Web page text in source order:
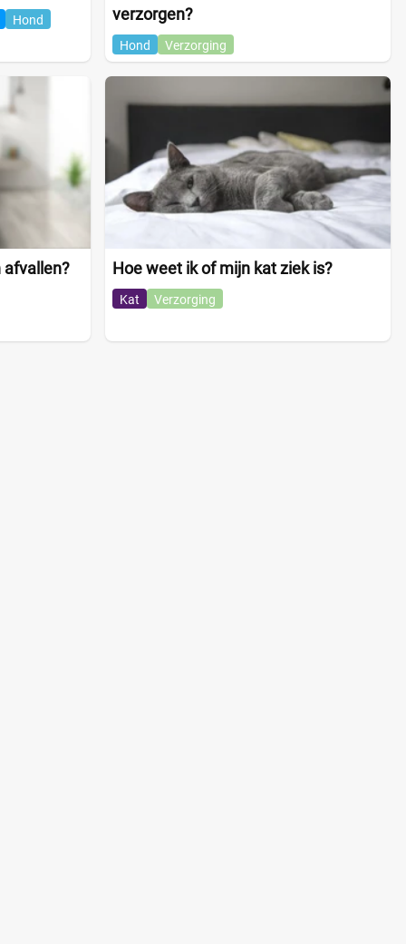
Hond
verzorgen?
Hond Verzorging
afvallen? Hoe weet ik of mijn kat ziek is?
Kat Verzorging